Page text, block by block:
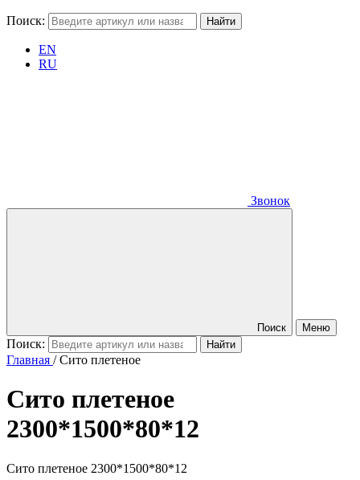
Поиск:
EN
RU
Звонок
Поиск Меню
Поиск:
Главная /Сито плетеное
Сито плетеное
2300*1500*80*12
Сито плетеное 2300*1500*80*12